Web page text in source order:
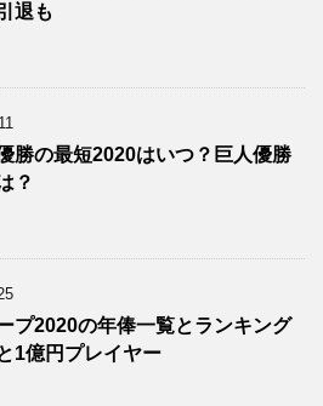
退も
勝の最短2020はいつ？巨人優勝
？
プ2020の年俸一覧とランキング
1億円プレイヤー